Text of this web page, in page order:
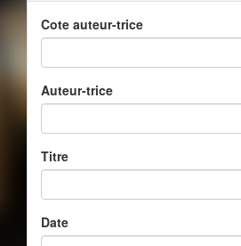
Cote auteur-trice
Auteur-trice
Titre
Date